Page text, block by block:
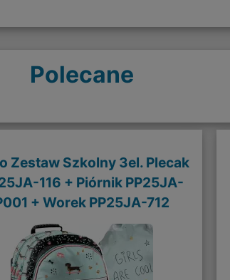
Polecane
Zestaw Szkolny 3el. Plecak
116 + Piórnik PP25JA-
+ Worek PP25JA-712